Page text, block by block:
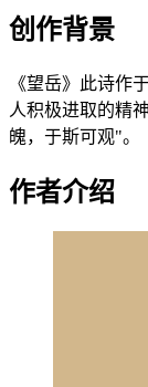
创作背景
《望岳》此诗作
人积极进取的精
魄，于斯可观"。
作者介绍